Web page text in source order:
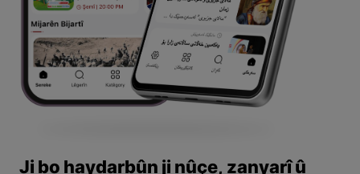
Ji bo haydarbûn ji nûçe, zanyarî û